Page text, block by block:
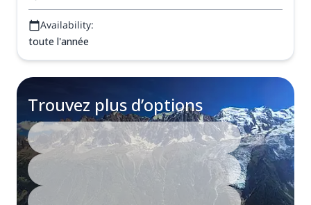
Availability:
toute l'année
Trouvez plus d’options